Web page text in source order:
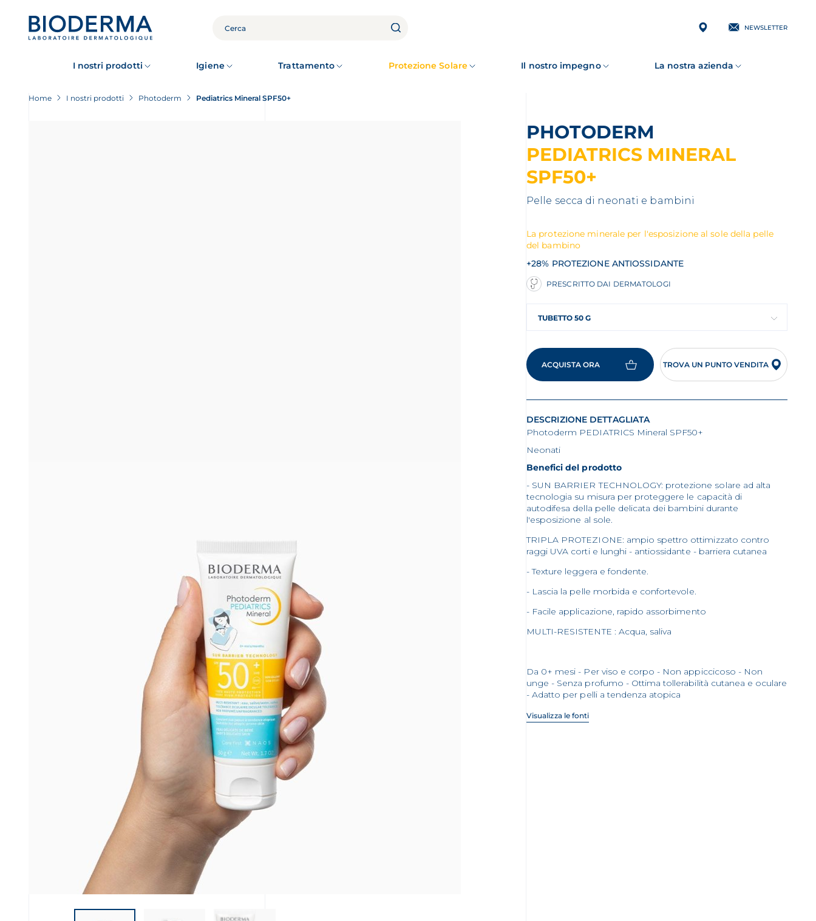
CERCA NEWSLETTER
I nostri prodotti Igiene Trattamento Protezione Solare Il nostro impegno La nostra azienda
Home I nostri prodotti Photoderm Pediatrics Mineral SPF50+
PHOTODERM
PEDIATRICS MINERAL
SPF50+
Pelle secca di neonati e bambini
La protezione minerale per l'esposizione al sole della pelle
del bambino
+28% PROTEZIONE ANTIOSSIDANTE
PRESCRITTO DAI DERMATOLOGI
TUBETTO 50 G
ACQUISTA ORA TROVA UN PUNTO VENDITA
DESCRIZIONE DETTAGLIATA
Photoderm PEDIATRICS Mineral SPF50+
Neonati
Benefici del prodotto
- SUN BARRIER TECHNOLOGY: protezione solare ad alta
tecnologia su misura per proteggere le capacità di
autodifesa della pelle delicata dei bambini durante
l'esposizione al sole.
TRIPLA PROTEZIONE: ampio spettro ottimizzato contro
raggi UVA corti e lunghi - antiossidante - barriera cutanea
- Texture leggera e fondente.
- Lascia la pelle morbida e confortevole.
- Facile applicazione, rapido assorbimento
MULTI-RESISTENTE : Acqua, saliva
Da 0+ mesi - Per viso e corpo - Non appiccicoso - Non
unge - Senza profumo - Ottima tollerabilità cutanea e oculare
- Adatto per pelli a tendenza atopica
Visualizza le fonti